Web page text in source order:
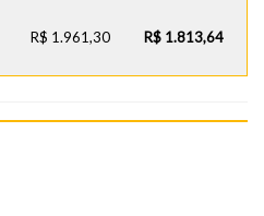
R$ 1.961,30 R$ 1.813,64